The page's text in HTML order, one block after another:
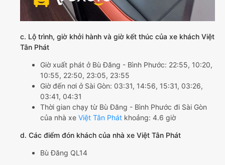
c. Lộ trình, giờ khởi hành và giờ kết thúc của xe khách Việt
Tân Phát
Giờ xuất phát ở Bù Đăng - Bình Phước: 22:55, 10:20,
10:55, 22:50, 23:05, 23:55
Giờ đến nơi ở Sài Gòn: 03:31, 14:56, 15:31, 03:26,
03:41, 04:31
Thời gian chạy từ Bù Đăng - Bình Phước đi Sài Gòn
của nhà xe Việt Tân Phát khoảng: 4.6 giờ
d. Các điểm đón khách của nhà xe Việt Tân Phát
Bù Đăng QL14